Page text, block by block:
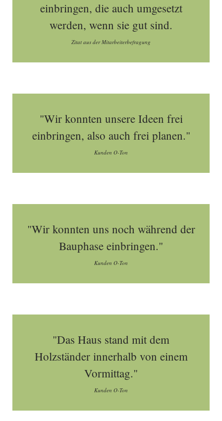
einbringen, die auch umgesetzt
werden, wenn sie gut sind.
Zitat aus der Mitarbeiterbefragung
"Wir konnten unsere Ideen frei
einbringen, also auch frei planen."
Kunden O-Ton
"Wir konnten uns noch während der
Bauphase einbringen."
Kunden O-Ton
"Das Haus stand mit dem
Holzständer innerhalb von einem
Vormittag."
Kunden O-Ton